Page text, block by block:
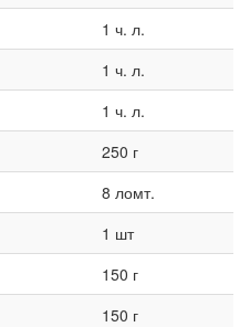
1 ч. л.
1 ч. л.
1 ч. л.
250 г
8 ломт.
1 шт
150 г
150 г